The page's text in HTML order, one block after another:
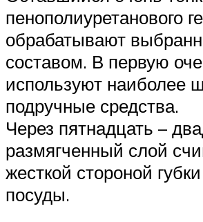
пенополиуретанового
обрабатывают
составом. В первую
используют наиболее
подручные средства.
Через пятнадцать –
размягченный слой
жесткой стороной
посуды.